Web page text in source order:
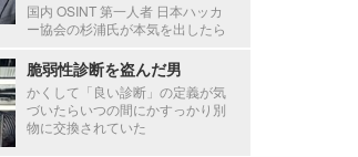
国内 OSINT 第一人者 日本ハッカ
ー協会の杉浦氏が本気を出したら
脆弱性診断を盗んだ男
かくして「良い診断」の定義が気
づいたらいつの間にかすっかり別
物に交換されていた